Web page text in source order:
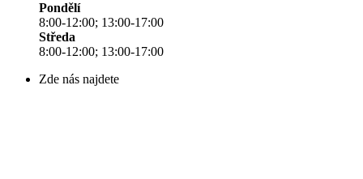
Pondělí
8:00-12:00; 13:00-17:00
Středa
8:00-12:00; 13:00-17:00
Zde nás najdete